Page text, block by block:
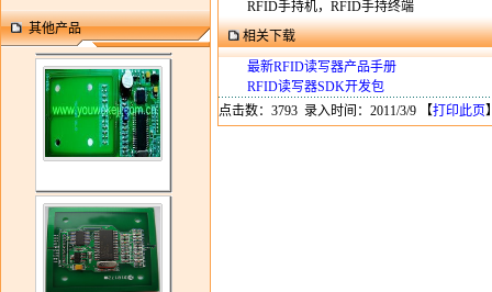
其他产品
RFID手持机，RFID手持终端
相关下载
最新RFID读写器产品手册
RFID读写器SDK开发包
点击数：3793 录入时间：2011/3/9 【打印此页